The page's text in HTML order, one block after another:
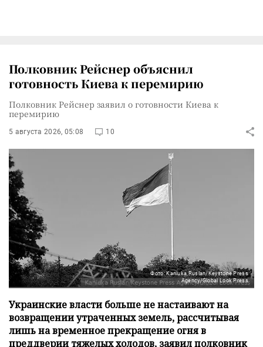
Полковник Рейснер объяснил
готовность Киева к перемирию
Полковник Рейснер заявил о готовности Киева к
перемирию
5 августа 2026, 05:08 10
Фото: Kaniuka Ruslan/Keystone Press
Agency/Global Look Press
Украинские власти больше не настаивают на
возвращении утраченных земель, рассчитывая
лишь на временное прекращение огня в
преддверии тяжелых холодов, заявил полковник